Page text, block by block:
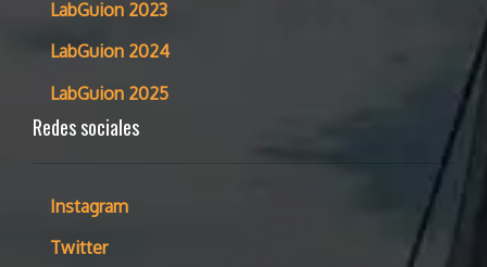
LabGuion 2023
LabGuion 2024
LabGuion 2025
Redes sociales
Instagram
Twitter